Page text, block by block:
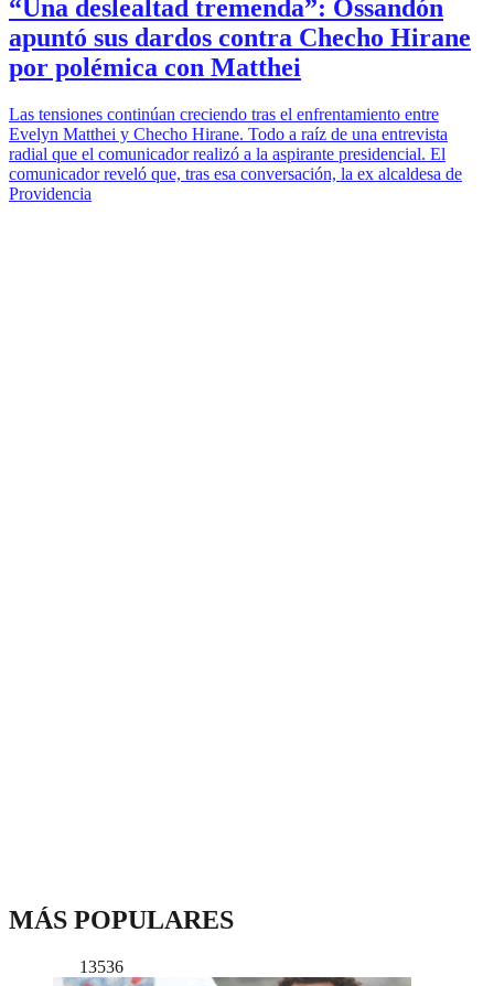
“Una deslealtad tremenda”: Ossandón
apuntó sus dardos contra Checho Hirane
por polémica con Matthei
Las tensiones continúan creciendo tras el enfrentamiento entre
Evelyn Matthei y Checho Hirane. Todo a raíz de una entrevista
radial que el comunicador realizó a la aspirante presidencial. El
comunicador reveló que, tras esa conversación, la ex alcaldesa de
Providencia
MÁS POPULARES
13536